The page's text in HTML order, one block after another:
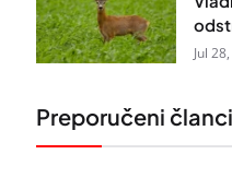
Jul
Preporučeni članci